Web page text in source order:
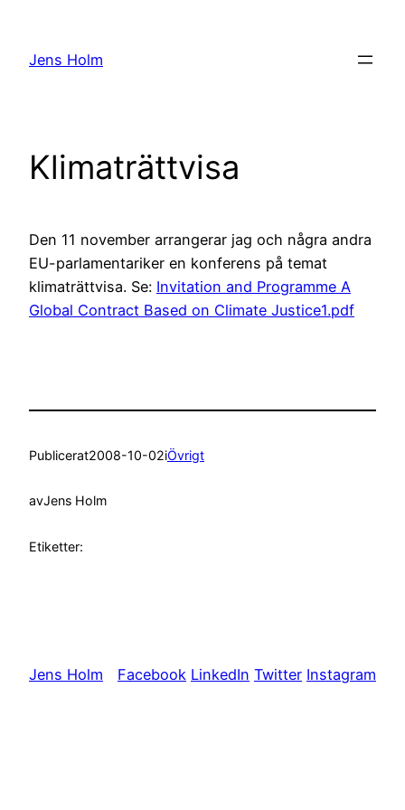
innehåll
Jens Holm
Klimaträttvisa
Den 11 november arrangerar jag och några andra
EU-parlamentariker en konferens på temat
klimaträttvisa. Se: Invitation and Programme A
Global Contract Based on Climate Justice1.pdf
Publicerat2008-10-02iÖvrigt
avJens Holm
Etiketter:
Jens Holm Facebook LinkedIn Twitter Instagram